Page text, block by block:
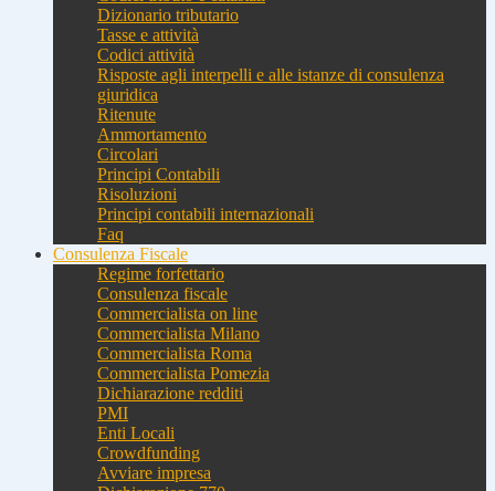
Dizionario tributario
Tasse e attività
Codici attività
Risposte agli interpelli e alle istanze di consulenza
giuridica
Ritenute
Ammortamento
Circolari
Principi Contabili
Risoluzioni
Principi contabili internazionali
Faq
Consulenza Fiscale
Regime forfettario
Consulenza fiscale
Commercialista on line
Commercialista Milano
Commercialista Roma
Commercialista Pomezia
Dichiarazione redditi
PMI
Enti Locali
Crowdfunding
Avviare impresa